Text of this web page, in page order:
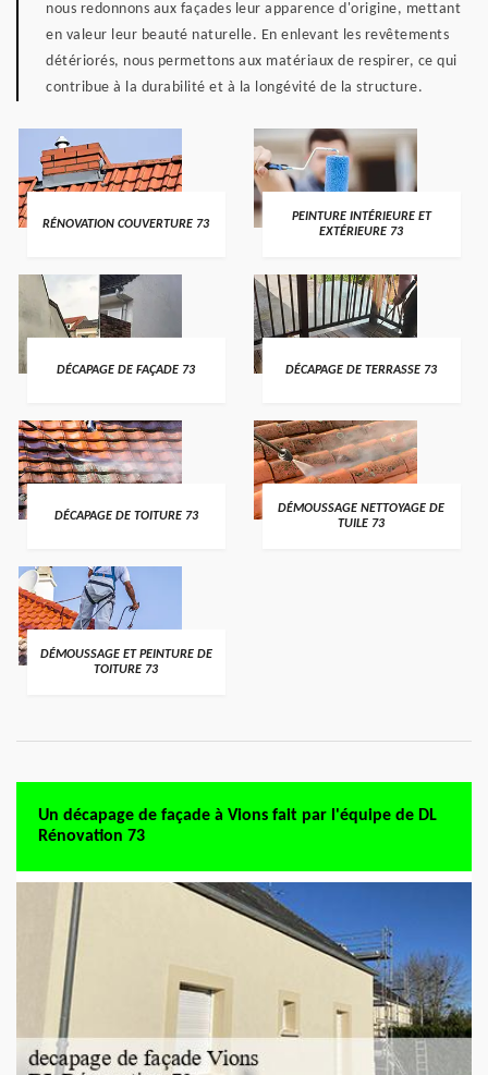
nous redonnons aux façades leur apparence d'origine, mettant
en valeur leur beauté naturelle. En enlevant les revêtements
détériorés, nous permettons aux matériaux de respirer, ce qui
contribue à la durabilité et à la longévité de la structure.
RÉNOVATION COUVERTURE 73
PEINTURE INTÉRIEURE ET
EXTÉRIEURE 73
DÉCAPAGE DE FAÇADE 73 DÉCAPAGE DE TERRASSE 73
DÉCAPAGE DE TOITURE 73
DÉMOUSSAGE NETTOYAGE DE
TUILE 73
DÉMOUSSAGE ET PEINTURE DE
TOITURE 73
Un décapage de façade à Vions fait par l'équipe de DL
Rénovation 73